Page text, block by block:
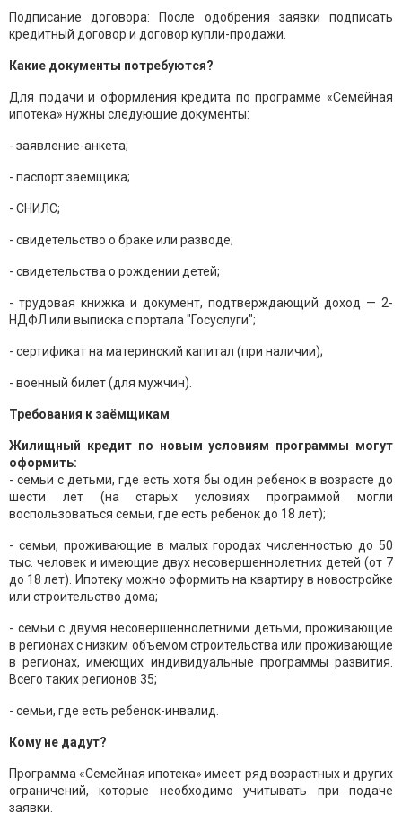
Подписание договора: После одобрения заявки подписать
кредитный договор и договор купли-продажи.
Какие документы потребуются?
Для подачи и оформления кредита по программе «Семейная
ипотека» нужны следующие документы:
- заявление-анкета;
- паспорт заемщика;
- СНИЛС;
- свидетельство о браке или разводе;
- свидетельства о рождении детей;
- трудовая книжка и документ, подтверждающий доход — 2-
НДФЛ или выписка с портала "Госуслуги";
- сертификат на материнский капитал (при наличии);
- военный билет (для мужчин).
Требования к заёмщикам
Жилищный кредит по новым условиям программы могут
оформить:
- семьи с детьми, где есть хотя бы один ребенок в возрасте до
шести лет (на старых условиях программой могли
воспользоваться семьи, где есть ребенок до 18 лет);
- семьи, проживающие в малых городах численностью до 50
тыс. человек и имеющие двух несовершеннолетних детей (от 7
до 18 лет). Ипотеку можно оформить на квартиру в новостройке
или строительство дома;
- семьи с двумя несовершеннолетними детьми, проживающие
в регионах с низким объемом строительства или проживающие
в регионах, имеющих индивидуальные программы развития.
Всего таких регионов 35;
- семьи, где есть ребенок-инвалид.
Кому не дадут?
Программа «Семейная ипотека» имеет ряд возрастных и других
ограничений, которые необходимо учитывать при подаче
заявки.